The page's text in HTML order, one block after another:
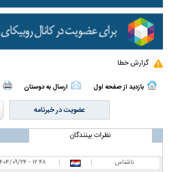
گزارش خطا
بازدید از صفحه اول ارسال به دوستان
عضویت در خبرنامه
نظرات بینندگان
ناشناس |
|
۱۲:۴۸ - ۱۴۰۴/۰۹/۲۴